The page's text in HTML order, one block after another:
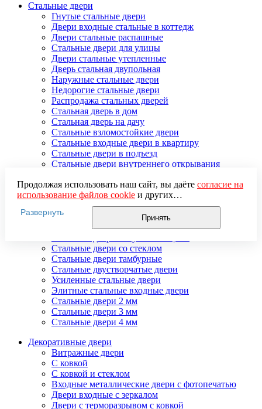
Стальные двери
Гнутые стальные двери
Двери входные стальные в коттедж
Двери стальные распашные
Стальные двери для улицы
Двери стальные утепленные
Дверь стальная двупольная
Наружные стальные двери
Недорогие стальные двери
Распродажа стальных дверей
Стальная дверь в дом
Стальная дверь на дачу
Стальные взломостойкие двери
Стальные входные двери в квартиру
Стальные двери в подъезд
Стальные двери внутреннего открывания
Стальные двери мдф
Стальные двери с зеркалом
Стальные двери с ковкой
Стальные двери с порошковым напылением
Стальные двери с терморазрывом
Стальные двери со стеклом
Стальные двери тамбурные
Стальные двустворчатые двери
Усиленные стальные двери
Элитные стальные входные двери
Стальные двери 2 мм
Стальные двери 3 мм
Стальные двери 4 мм
Декоративные двери
Витражные двери
С ковкой
С ковкой и стеклом
Входные металлические двери с фотопечатью
Двери входные с зеркалом
Двери с терморазрывом с ковкой
Продолжая использовать наш сайт, вы даёте согласие на
использование файлов cookieи других
пользовательских данных (включая IP-адрес, сведения о
местоположении, устройстве, действиях на сайте и т. п.)
для функционирования сайта, проведения
использования систем аналитики (например,
Яндекс.Метрика), в соответствии с нашей
обработки персональных данных.
Если вы не хотите, чтобы ваши данные обрабатывались,
настройте ограничения в браузере или покиньте сайт.
Развернуть
Принять